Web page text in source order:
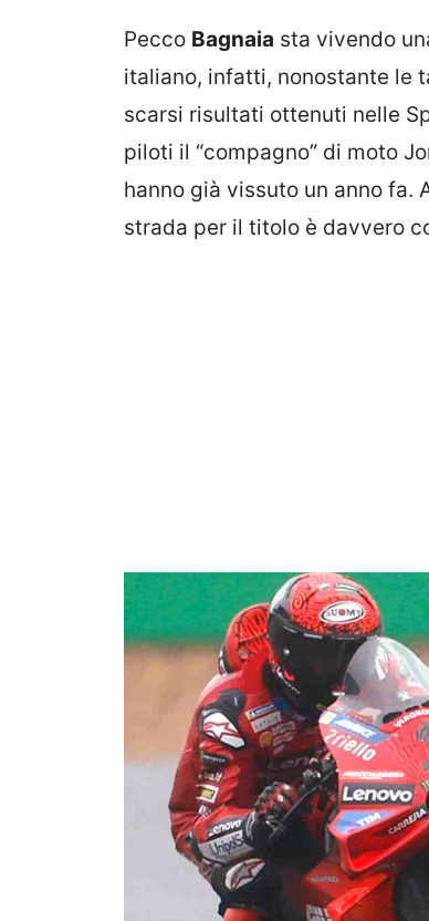
Pecco Bagnaia sta vivendo
italiano, infatti, nonostante le
scarsi risultati ottenuti nelle
piloti il “compagno” di moto
hanno già vissuto un anno fa.
strada per il titolo è davvero